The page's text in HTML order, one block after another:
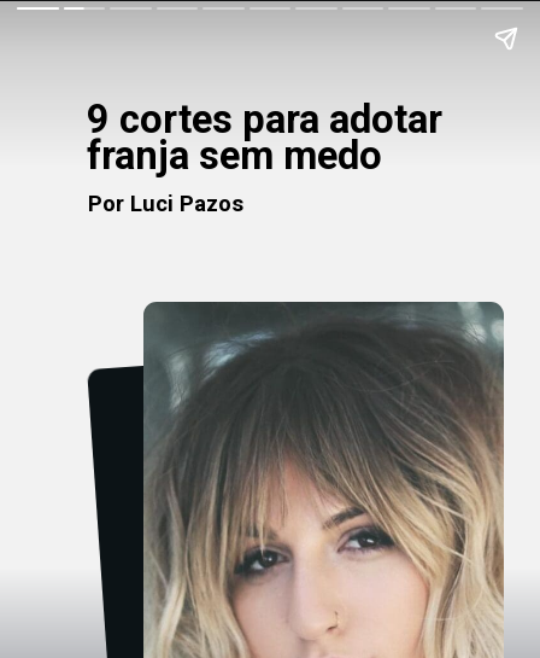
9 cortes para adotar
franja sem medo
Por Luci Pazos